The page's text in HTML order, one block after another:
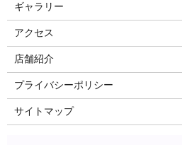
ギャラリー
アクセス
店舗紹介
プライバシーポリシー
サイトマップ